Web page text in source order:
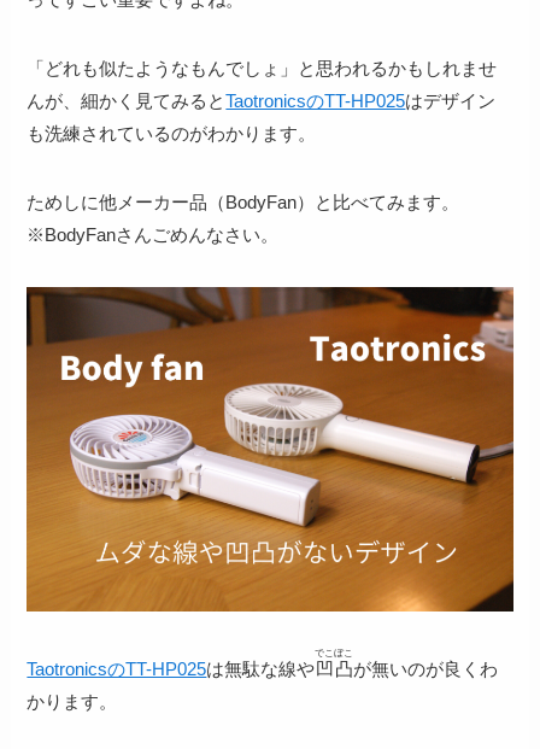
「どれも似たようなもんでしょ」と思われるかもしれませ
んが、細かく見てみるとTaotronicsのTT-HP025はデザイン
も洗練されているのがわかります。
ためしに他メーカー品（BodyFan）と比べてみます。
※BodyFanさんごめんなさい。
TaotronicsのTT-HP025は無駄な線や凹凸
でこぼこ
が無いのが良くわ
かります。